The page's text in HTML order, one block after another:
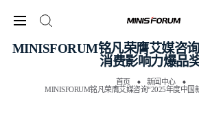
MINISFORUM铭凡荣膺艾媒咨
消费影响力爆品
首页
新闻中心
MINISFORUM铭凡荣膺艾媒咨询“2025年度中国